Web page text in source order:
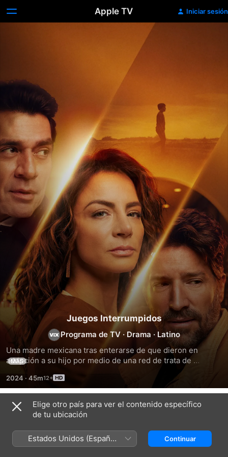
Apple TV Iniciar sesión
Juegos Interrumpidos
Programa de TV · Drama · Latino
Una madre mexicana tras enterarse de que dieron en
adopción a su hijo por medio de una red de trata de
personas, emprenderá un viaje para buscar respuestas,
pero la verdad conlleva peligros que pondrán en riesgo la
vida de todos.
MÁS
2024 · 45m
Temporada 1
Elige otro país para ver el contenido específico
de tu ubicación
Estados Unidos (Español
México)
Continuar